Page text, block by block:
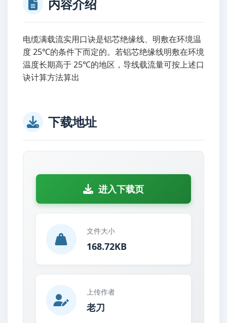
内容介绍
电缆满载流实用口诀是铝芯绝缘线、明敷在环境温
度 25℃的条件下而定的。若铝芯绝缘线明敷在环境
温度长期高于 25℃的地区，导线载流量可按上述口
诀计算方法算出
下载地址
进入下载页
文件大小
168.72KB
上传作者
老刀